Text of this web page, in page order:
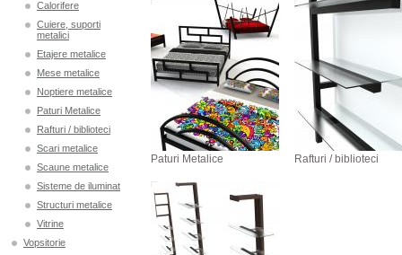
Paturi Metalice Rafturi / biblioteci
Calorifere
Cuiere, suporti
metalici
Etajere metalice
Mese metalice
Noptiere metalice
Paturi Metalice
Rafturi / biblioteci
Scari metalice
Scaune metalice
Sisteme de iluminat
Structuri metalice
Vitrine
Vopsitorie